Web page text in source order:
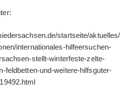
startseite/aktuelles/
internationales-hilfeersuchen-
stellt-winterfeste-zelte-
feldbetten-und-weitere-hilfsguter-